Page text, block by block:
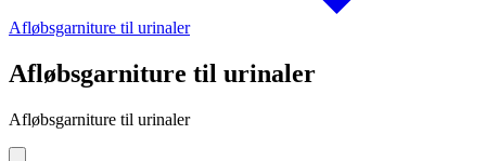
Afløbsgarniture til urinaler
Afløbsgarniture til urinaler
Afløbsgarniture til urinaler